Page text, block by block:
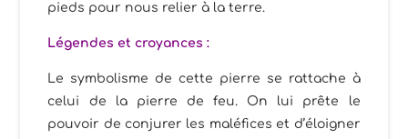
pieds pour nous relier à la terre.
Légendes et croyances :
Le symbolisme de cette pierre se rattache à
celui de la pierre de feu. On lui prête le
pouvoir de conjurer les maléfices et d’éloigner